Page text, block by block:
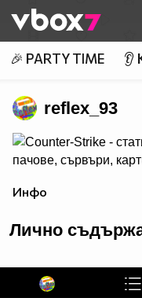
👾
🎉 PARTY TIME 👂
reflex_93
пачове, сървъри,
Инфо
Лично